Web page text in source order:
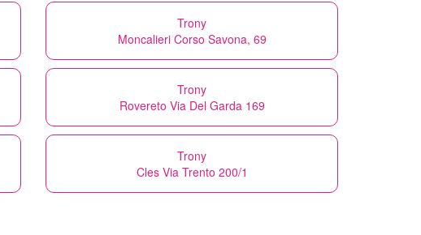
Trony
Moncalieri Corso Savona, 69
Trony
Rovereto Via Del Garda 169
Trony
Cles Via Trento 200/1